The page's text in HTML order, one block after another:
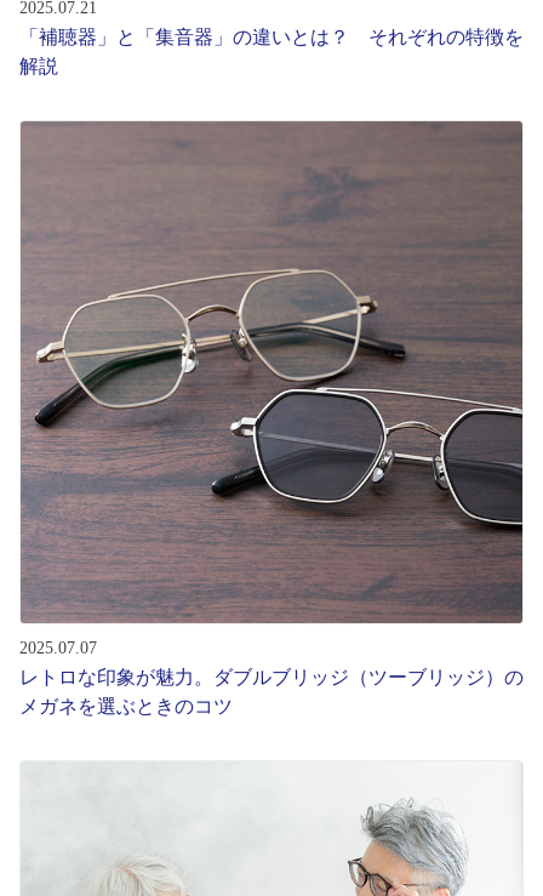
2025.07.21
「補聴器」と「集音器」の違いとは？ それぞれの特徴を
解説
2025.07.07
レトロな印象が魅力。ダブルブリッジ（ツーブリッジ）の
メガネを選ぶときのコツ